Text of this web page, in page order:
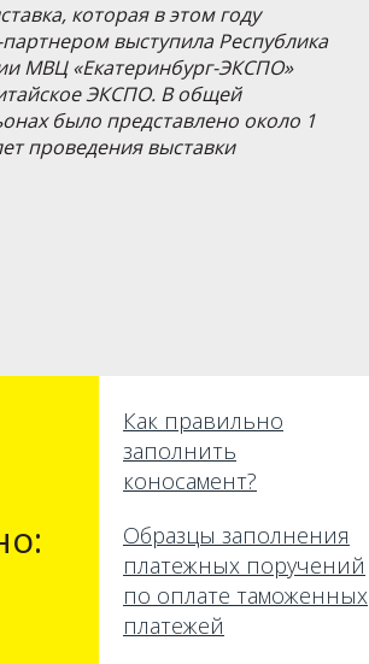
которая в этом году
выступила Республика
МВЦ «Екатеринбург-ЭКСПО»
ЭКСПО. В общей
было представлено около 1
проведения выставки
Как правильно
заполнить
коносамент?
Образцы заполнения
платежных поручений
по оплате таможенных
платежей